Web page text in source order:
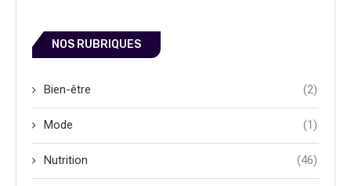
NOS RUBRIQUES
Bien-être (2)
Mode (1)
Nutrition (46)